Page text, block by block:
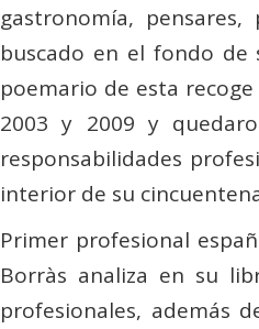
gastronomía,
buscado en el fondo de
poemario de esta
2003 y 2009 y
responsabilidades
interior de su
Primer profesional
Borràs analiza en su
profesionales, además